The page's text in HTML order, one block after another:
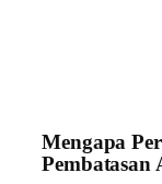
Mengapa
Pembatasan